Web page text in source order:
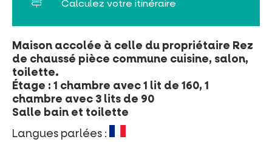
Maison accolée à celle du propriétaire Rez
de chaussé pièce commune cuisine, salon,
toilette.
Étage : 1 chambre avec 1 lit de 160, 1
chambre avec 3 lits de 90
Salle bain et toilette
Langues parlées :
Calculez votre itinéraire